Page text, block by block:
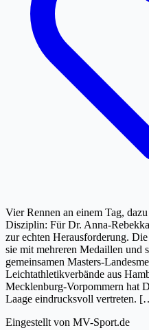
Vier Rennen an einem Tag,
Disziplin: Für Dr. Anna-
zur echten Herausforderung.
sie mit mehreren Medaillen und
gemeinsamen Masters-
Leichtathletikverbände aus
Mecklenburg-Vorpommern hat
Laage eindrucksvoll vertreten.
Eingestellt von MV-Sport.de